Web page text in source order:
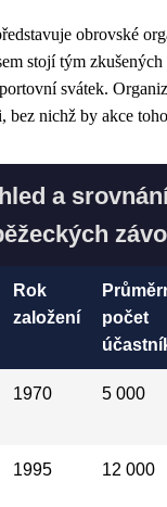
obrovské
stojí tým
svátek.
nichž by akce
a
Rok
založení
počet
1970 5 000
1995 12 000